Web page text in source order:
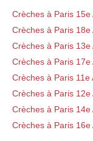
Crèches à Paris
Crèches à Paris
Crèches à Paris
Crèches à Paris
Crèches à Paris 11e
Crèches à Paris
Crèches à Paris
Crèches à Paris